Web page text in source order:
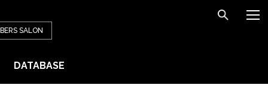
SALON
DATABASE